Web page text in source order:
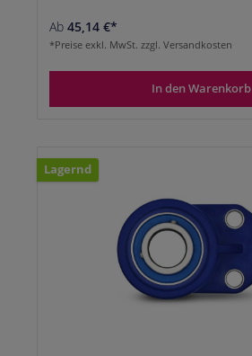
Ab 45,14 €*
*Preise exkl. MwSt. zzgl. Versandkosten
In den Warenkorb
Lagernd